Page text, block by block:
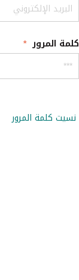
كلمة المرور
نسيت كلمة المرور